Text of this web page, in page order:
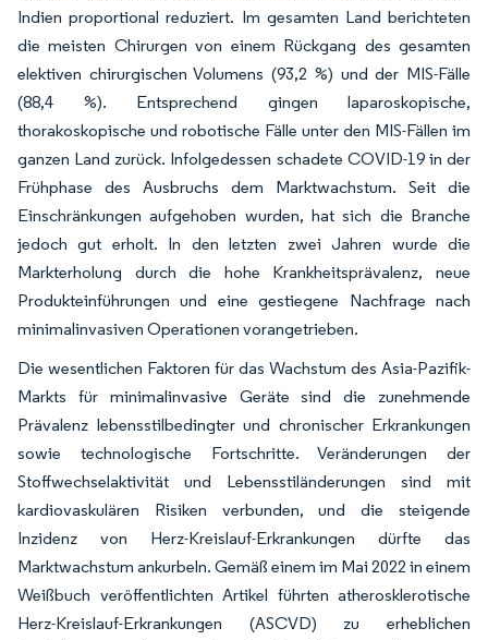
Indien proportional reduziert. Im gesamten Land berichteten
die meisten Chirurgen von einem Rückgang des gesamten
elektiven chirurgischen Volumens (93,2 %) und der MIS-Fälle
(88,4 %). Entsprechend gingen laparoskopische,
thorakoskopische und robotische Fälle unter den MIS-Fällen im
ganzen Land zurück. Infolgedessen schadete COVID-19 in der
Frühphase des Ausbruchs dem Marktwachstum. Seit die
Einschränkungen aufgehoben wurden, hat sich die Branche
jedoch gut erholt. In den letzten zwei Jahren wurde die
Markterholung durch die hohe Krankheitsprävalenz, neue
Produkteinführungen und eine gestiegene Nachfrage nach
minimalinvasiven Operationen vorangetrieben.
Die wesentlichen Faktoren für das Wachstum des Asia-Pazifik-
Markts für minimalinvasive Geräte sind die zunehmende
Prävalenz lebensstilbedingter und chronischer Erkrankungen
sowie technologische Fortschritte. Veränderungen der
Stoffwechselaktivität und Lebensstiländerungen sind mit
kardiovaskulären Risiken verbunden, und die steigende
Inzidenz von Herz-Kreislauf-Erkrankungen dürfte das
Marktwachstum ankurbeln. Gemäß einem im Mai 2022 in einem
Weißbuch veröffentlichten Artikel führten atherosklerotische
Herz-Kreislauf-Erkrankungen (ASCVD) zu erheblichen